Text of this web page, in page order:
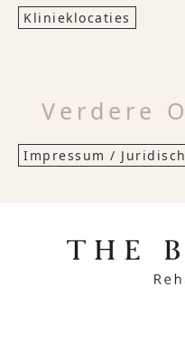
Klinieklocaties
Verdere
Impressum /